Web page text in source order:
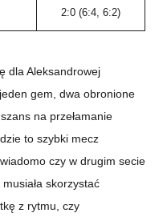
2:0 (6:4, 6:2)
dla Aleksandrowej
gem, dwa obronione
na przełamanie
to szybki mecz
czy w drugim secie
skorzystać
z rytmu, czy